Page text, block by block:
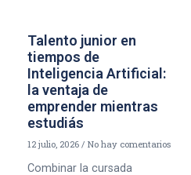
Talento junior en
tiempos de
Inteligencia Artificial:
la ventaja de
emprender mientras
estudiás
12 julio, 2026 No hay comentarios
Combinar la cursada